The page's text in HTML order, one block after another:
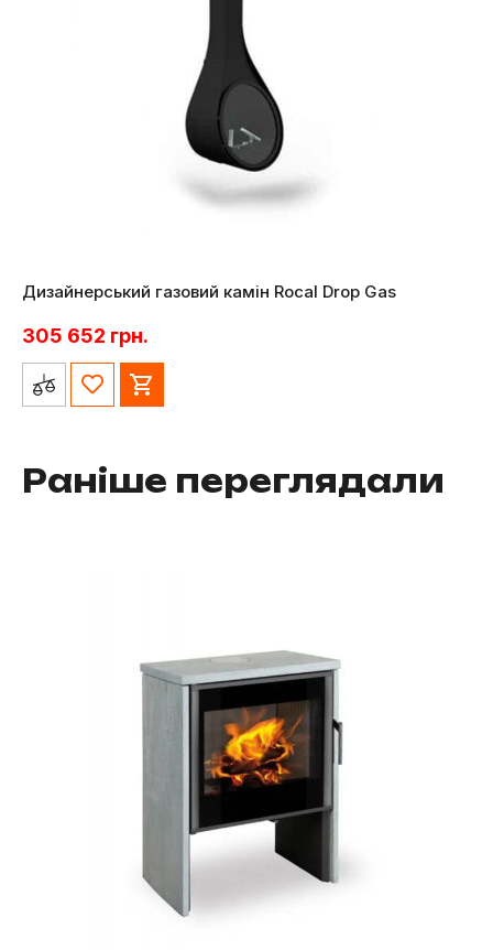
Дизайнерський газовий камін Rocal Drop Gas
305 652 грн.
Раніше переглядали